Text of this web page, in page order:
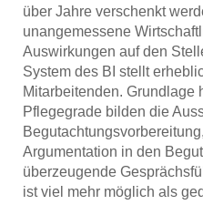
über Jahre verschenkt
unangemessene
Auswirkungen auf den
System des BI stellt
Mitarbeitenden. Grundlage
Pflegegrade bilden die
Argumentation in den
überzeugende
ist viel mehr möglich als